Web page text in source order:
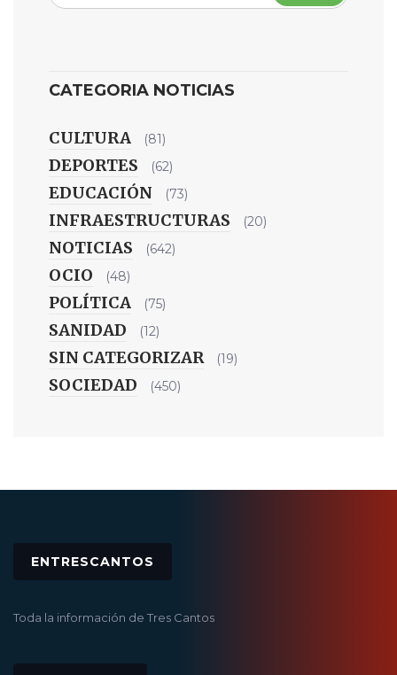
CATEGORIA NOTICIAS
CULTURA (81)
DEPORTES (62)
EDUCACIÓN (73)
INFRAESTRUCTURAS (20)
NOTICIAS (642)
OCIO (48)
POLÍTICA (75)
SANIDAD (12)
SIN CATEGORIZAR (19)
SOCIEDAD (450)
ENTRESCANTOS
Toda la información de Tres Cantos